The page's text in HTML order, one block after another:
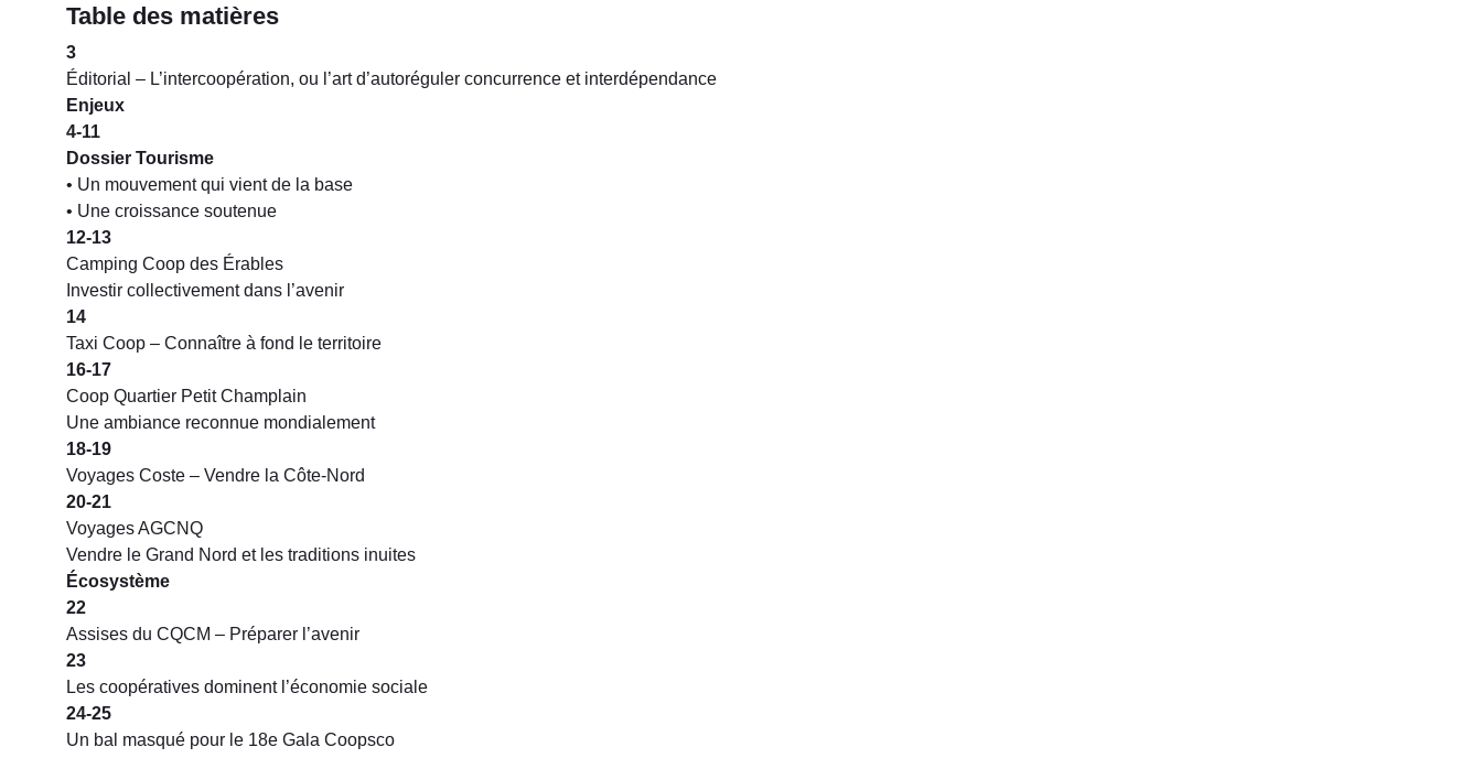
Table des matières
3
Éditorial – L’intercoopération, ou l’art d’autoréguler concurrence et interdépendance
Enjeux
4-11
Dossier Tourisme
• Un mouvement qui vient de la base
• Une croissance soutenue
12-13
Camping Coop des Érables
Investir collectivement dans l’avenir
14
Taxi Coop – Connaître à fond le territoire
16-17
Coop Quartier Petit Champlain
Une ambiance reconnue mondialement
18-19
Voyages Coste – Vendre la Côte-Nord
20-21
Voyages AGCNQ
Vendre le Grand Nord et les traditions inuites
Écosystème
22
Assises du CQCM – Préparer l’avenir
23
Les coopératives dominent l’économie sociale
24-25
Un bal masqué pour le 18e Gala Coopsco